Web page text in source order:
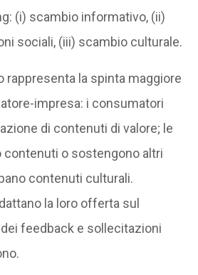
(i) scambio informativo, (ii)
sociali, (iii) scambio culturale.
rappresenta la spinta maggiore
impresa: i consumatori
di contenuti di valore; le
o sostengono altri
contenuti culturali.
la loro offerta sul
feedback e sollecitazioni